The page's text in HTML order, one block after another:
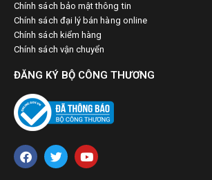
Chính sách bảo mật thông tin
Chính sách đại lý bán hàng online
Chính sách kiểm hàng
Chính sách vận chuyển
ĐĂNG KÝ BỘ CÔNG THƯƠNG